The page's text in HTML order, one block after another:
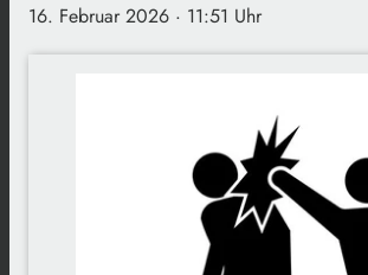
16. Februar 2026 · 11:51 Uhr